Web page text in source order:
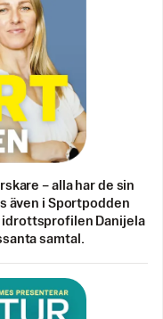
– alla har de sin
även i Sportpodden
idrottsprofilen Danijela
samtal.